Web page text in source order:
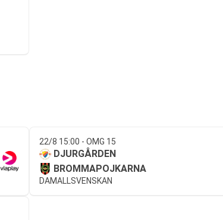
22/8 15:00 - OMG 15
DJURGÅRDEN
BROMMAPOJKARNA
DAMALLSVENSKAN